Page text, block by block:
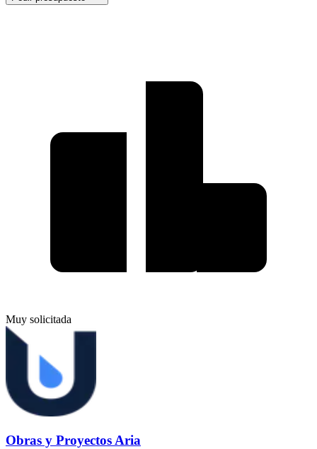
Muy solicitada
Obras y Proyectos Aria